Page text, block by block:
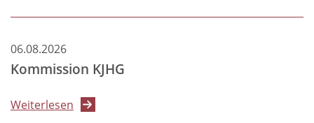
in
und
Jugenschutz
heute
06.08.2026
Kommission KJHG
Weiterlesen über